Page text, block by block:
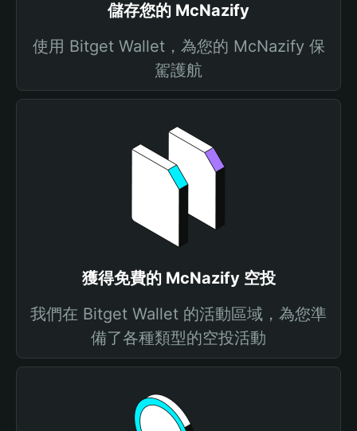
儲存您的 McNazify
使用 Bitget Wallet，為您的 McNazify 保
駕護航
獲得免費的 McNazify 空投
我們在 Bitget Wallet 的活動區域，為您準
備了各種類型的空投活動